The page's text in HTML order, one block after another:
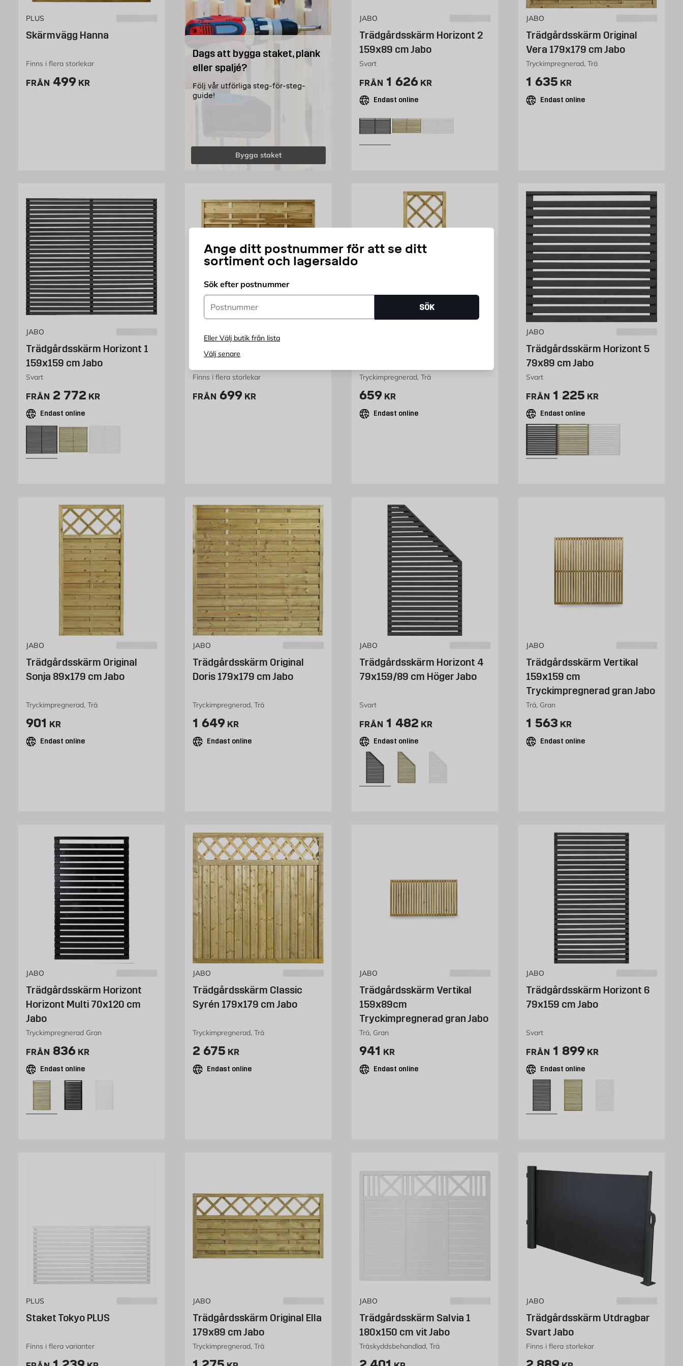
Ange ditt postnummer för att se ditt
sortiment och lagersaldo
Sök efter postnummer
Postnummer
SÖK
Eller Välj butik från lista
Välj senare
PLUS
Skärmvägg Hanna
Finns i flera storlekar
FRÅN Pris 499 kr
499 KR
Dags att bygga staket, plank
eller spaljé?
Följ vår utförliga steg-för-steg-
guide!
Bygga staket
JABO
Trädgårdsskärm Horizont 2
159x89 cm Jabo
Svart
FRÅN Pris 990 kr
1 626 KR
Endast online
JABO
Trädgårdsskärm Original
Vera 179x179 cm Jabo
Tryckimpregnerad, Trä
Pris 1635 kr
1 635 KR
Endast online
JABO
Trädgårdsskärm Horizont 1
159x159 cm Jabo
Svart
FRÅN Pris 1889 kr
2 772 KR
Endast online
Skärmvägg Kajsa 44 mm
Finns i flera storlekar
FRÅN Pris 699 kr
699 KR
Tryckimpregnerad, Trä
Pris 659 kr
659 KR
Endast online
JABO
Trädgårdsskärm Horizont 5
79x89 cm Jabo
Svart
FRÅN Pris 937 kr
1 225 KR
Endast online
JABO
Trädgårdsskärm Original
Sonja 89x179 cm Jabo
Tryckimpregnerad, Trä
Pris 901 kr
901 KR
Endast online
JABO
Trädgårdsskärm Original
Doris 179x179 cm Jabo
Tryckimpregnerad, Trä
Pris 1649 kr
1 649 KR
Endast online
JABO
Trädgårdsskärm Horizont 4
79x159/89 cm Höger Jabo
Svart
FRÅN Pris 995 kr
1 482 KR
Endast online
JABO
Trädgårdsskärm Vertikal
159x159 cm
Tryckimpregnerad gran Jabo
Trä, Gran
Pris 1563 kr
1 563 KR
Endast online
JABO
Trädgårdsskärm Horizont
Horizont Multi 70x120 cm
Jabo
Tryckimpregnerad Gran
FRÅN Pris 836 kr
836 KR
Endast online
JABO
Trädgårdsskärm Classic
Syrén 179x179 cm Jabo
Tryckimpregnerad, Trä
Pris 2675 kr
2 675 KR
Endast online
JABO
Trädgårdsskärm Vertikal
159x89cm
Tryckimpregnerad gran Jabo
Trä, Gran
Pris 941 kr
941 KR
Endast online
JABO
Trädgårdsskärm Horizont 6
79x159 cm Jabo
Svart
FRÅN Pris 1131 kr
1 899 KR
Endast online
PLUS
Staket Tokyo PLUS
Finns i flera varianter
JABO
Trädgårdsskärm Original Ella
179x89 cm Jabo
Tryckimpregnerad, Trä
JABO
Trädgårdsskärm Salvia 1
180x150 cm vit Jabo
Träskyddsbehandlad, Trä
JABO
Trädgårdsskärm Utdragbar
Svart Jabo
Finns i flera storlekar